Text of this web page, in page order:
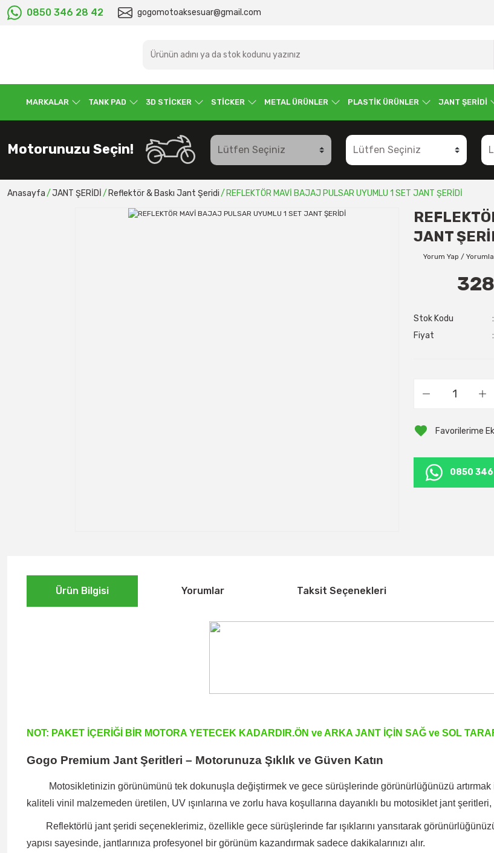
0850 346 28 42 gogomotoaksesuar@gmail.com
MARKALAR TANK PAD 3D STİCKER STİCKER METAL ÜRÜNLER PLASTİK ÜRÜNLER JANT ŞERİDİ
Motorunuzu Seçin!
Anasayfa JANT ŞERİDİ Reflektör & Baskı Jant Şeridi REFLEKTÖR MAVİ BAJAJ PULSAR UYUMLU 1 SET JANT ŞERİDİ
JANT
Yorum Yap /
Stok Kodu
Fiyat
0850
Ürün Bilgisi Yorumlar Taksit Seçenekleri
NOT: PAKET İÇERİĞİ BİR MOTORA YETECEK KADARDIR.ÖN ve ARKA JANT İÇİN SAĞ ve SOL
Gogo Premium Jant Şeritleri – Motorunuza Şıklık ve Güven Katın
Motosikletinizin görünümünü tek dokunuşla değiştirmek ve gece sürüşlerinde görünürlüğünüzü
kaliteli vinil malzemeden üretilen, UV ışınlarına ve zorlu hava koşullarına dayanıklı bu motosiklet jant
Reflektörlü jant şeridi seçeneklerimiz, özellikle gece sürüşlerinde far ışıklarını yansıtarak
yapısı sayesinde, jantlarınıza profesyonel bir görünüm kazandırmak sadece dakikalarınızı alır.